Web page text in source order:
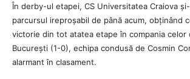
În derby-ul etapei, CS Universitatea Craiova
parcursul ireproșabil de până acum, obținând
victorie din tot atatea etape în compania celor
București (1-0), echipa condusă de Cosmin
alarmant în clasament.